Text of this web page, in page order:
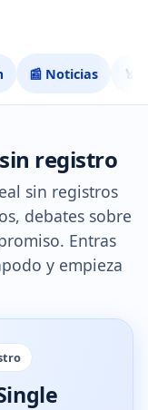
📰 Noticias 🏅
registro
sin registros
debates sobre
Entras
y empieza